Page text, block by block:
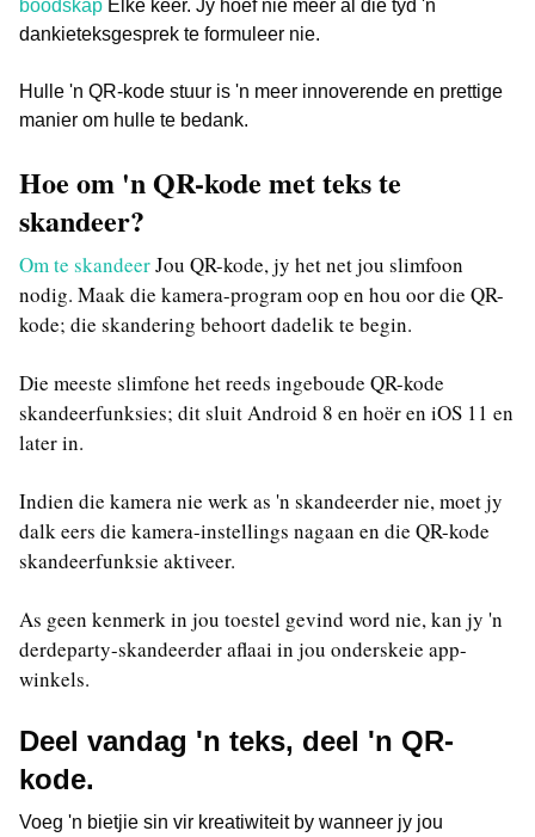
boodskap Elke keer. Jy hoef nie meer al die tyd 'n
dankieteksgesprek te formuleer nie.
Hulle 'n QR-kode stuur is 'n meer innoverende en prettige
manier om hulle te bedank.
Hoe om 'n QR-kode met teks te
skandeer?
Om te skandeerJou QR-kode, jy het net jou slimfoon
nodig. Maak die kamera-program oop en hou oor die QR-
kode; die skandering behoort dadelik te begin.
Die meeste slimfone het reeds ingeboude QR-kode
skandeerfunksies; dit sluit Android 8 en hoër en iOS 11 en
later in.
Indien die kamera nie werk as 'n skandeerder nie, moet jy
dalk eers die kamera-instellings nagaan en die QR-kode
skandeerfunksie aktiveer.
As geen kenmerk in jou toestel gevind word nie, kan jy 'n
derdeparty-skandeerder aflaai in jou onderskeie app-
winkels.
Deel vandag 'n teks, deel 'n QR-
kode.
Voeg 'n bietjie sin vir kreatiwiteit by wanneer jy jou